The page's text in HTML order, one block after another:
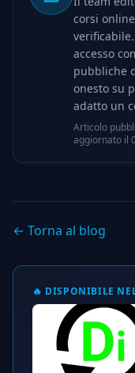
corsi
accesso
pubbliche
onesto su
adatto un
Articolo
aggiornato il
← Torna al blog
🔥 DISPONIBILE